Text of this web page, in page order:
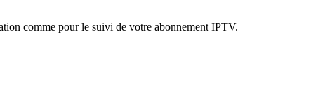
comme pour le suivi de votre abonnement IPTV.